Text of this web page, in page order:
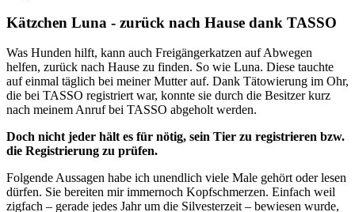
Kätzchen Luna - zurück nach Hause dank TASSO
Was Hunden hilft, kann auch Freigängerkatzen auf Abwegen
helfen, zurück nach Hause zu finden. So wie Luna. Diese tauchte
auf einmal täglich bei meiner Mutter auf. Dank Tätowierung im Ohr,
die bei TASSO registriert war, konnte sie durch die Besitzer kurz
nach meinem Anruf bei TASSO abgeholt werden.
Doch nicht jeder hält es für nötig, sein Tier zu registrieren bzw.
die Registrierung zu prüfen.
Folgende Aussagen habe ich unendlich viele Male gehört oder lesen
dürfen. Sie bereiten mir immernoch Kopfschmerzen. Einfach weil
zigfach – gerade jedes Jahr um die Silvesterzeit – bewiesen wurde,